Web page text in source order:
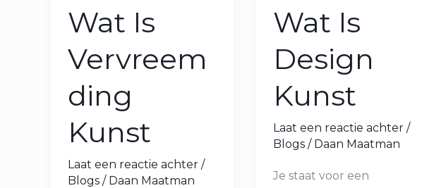
Wat Is
Vervreem
ding
Kunst
Laat een reactie achter /
Blogs / Daan Maatman
Wat Is
Design
Kunst
Laat een reactie achter /
Blogs/ Daan Maatman
Je staat voor een